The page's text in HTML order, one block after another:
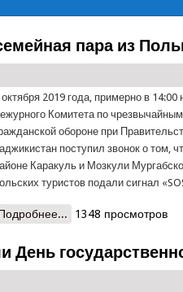
пара из
октября 2019 года, примерно в 14:00
Комитета по
обороне при
поступил звонок о том,
Каракуль и Мозкули
туристов подали сигнал
о В горах Памира
1348 просмотров
День